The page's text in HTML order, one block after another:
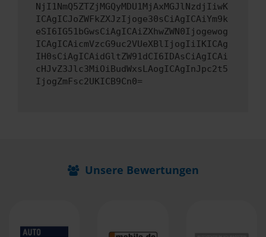
NjI1NmQ5ZTZjMGQyMDU1MjAxMGJlNzdjIiwK
ICAgICJoZWFkZXJzIjoge30sCiAgICAiYm9k
eSI6IG51bGwsCiAgICAiZXhwZWN0Ijogewog
ICAgICAicmVzcG9uc2VUeXBlIjogIiIKICAg
IH0sCiAgICAidGltZW91dCI6IDAsCiAgICAi
cHJvZ3Jlc3MiOiBudWxsLAogICAgInJpc2t5
IjogZmFsc2UKICB9Cn0=
Unsere Bewertungen